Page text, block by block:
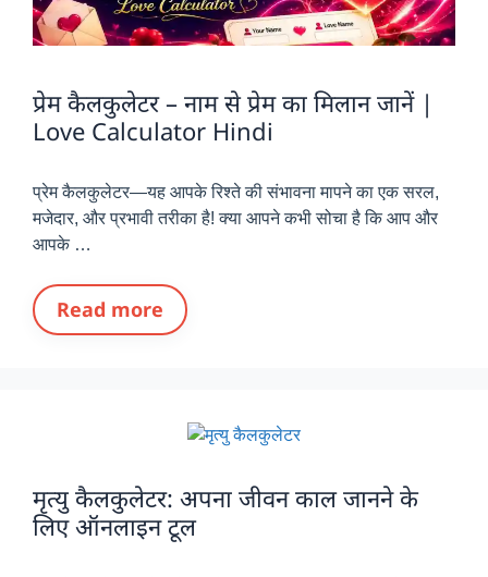
प्रेम कैलकुलेटर – नाम से प्रेम का मिलान जानें |
Love Calculator Hindi
प्रेम कैलकुलेटर—यह आपके रिश्ते की संभावना मापने का एक सरल,
मजेदार, और प्रभावी तरीका है! क्या आपने कभी सोचा है कि आप और
आपके …
Read more
मृत्यु कैलकुलेटर: अपना जीवन काल जानने के
लिए ऑनलाइन टूल